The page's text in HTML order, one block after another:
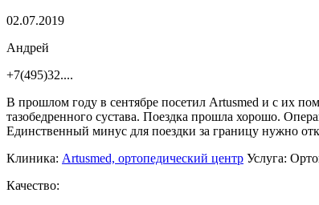
02.07.2019
Андрей
+7(495)32....
В прошлом году в сентябре посетил Artusmed и с их
тазобедренного сустава. Поездка прошла хорошо.
Единственный минус для поездки за границу нужно
Клиника: Artusmed, ортопедический центр Услуга:
Качество: